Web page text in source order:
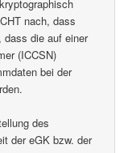
nach, dass
die auf einer
(ICCSN)
bei der
des
der eGK bzw. der